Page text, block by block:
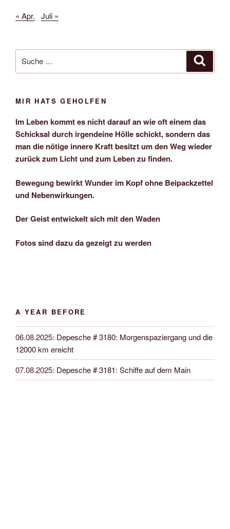
« Apr. Juli »
nach:
MIR HATS GEHOLFEN
Im Leben kommt es nicht darauf an wie oft einem das
Schicksal durch irgendeine Hölle schickt, sondern das
man die nötige innere Kraft besitzt um den Weg wieder
zurück zum Licht und zum Leben zu finden.
Bewegung bewirkt Wunder im Kopf ohne Beipackzettel
und Nebenwirkungen.
Der Geist entwickelt sich mit den Waden
Fotos sind dazu da gezeigt zu werden
A YEAR BEFORE
06.08.2025: Depesche # 3180: Morgenspaziergang und die
12000 km ereicht
07.08.2025: Depesche # 3181: Schiffe auf dem Main